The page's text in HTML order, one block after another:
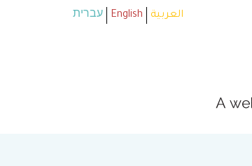
العربية English עברית